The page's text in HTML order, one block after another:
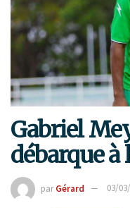
Gabriel
débarque à
par Gérard 03/